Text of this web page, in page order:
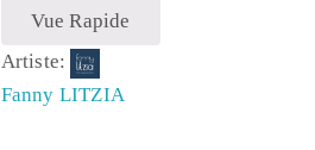
Vue Rapide
Artiste:
Fanny LITZIA